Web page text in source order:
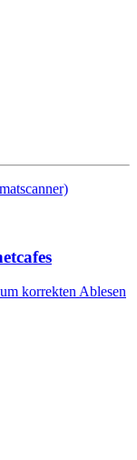
korrekten Ablesen